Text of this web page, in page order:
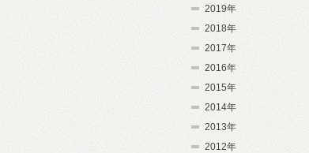
2019年
2018年
2017年
2016年
2015年
2014年
2013年
2012年